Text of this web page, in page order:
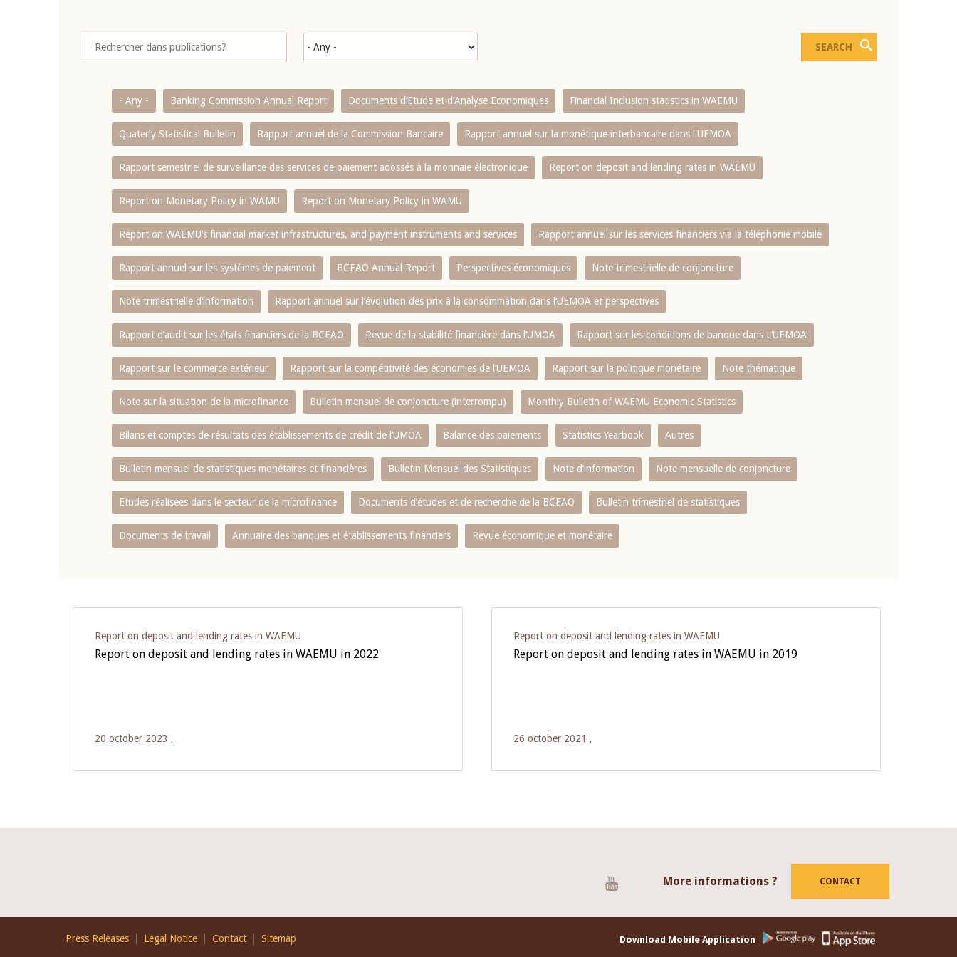
- Any - Banking Commission Annual Report Documents d’Etude et d’Analyse Economiques Financial Inclusion statistics in WAEMU
Quaterly Statistical Bulletin Rapport annuel de la Commission Bancaire Rapport annuel sur la monétique interbancaire dans l'UEMOA
Rapport semestriel de surveillance des services de paiement adossés à la monnaie électronique Report on deposit and lending rates in WAEMU
Report on Monetary Policy in WAMU Report on Monetary Policy in WAMU
Report on WAEMU’s financial market infrastructures, and payment instruments and services Rapport annuel sur les services financiers via la téléphonie mobile
Rapport annuel sur les systèmes de paiement BCEAO Annual Report Perspectives économiques Note trimestrielle de conjoncture
Note trimestrielle d‘information Rapport annuel sur l‘évolution des prix à la consommation dans l‘UEMOA et perspectives
Rapport d‘audit sur les états financiers de la BCEAO Revue de la stabilité financière dans l‘UMOA Rapport sur les conditions de banque dans L‘UEMOA
Rapport sur le commerce extérieur Rapport sur la compétitivité des économies de l‘UEMOA Rapport sur la politique monétaire Note thématique
Note sur la situation de la microfinance Bulletin mensuel de conjoncture (interrompu) Monthly Bulletin of WAEMU Economic Statistics
Bilans et comptes de résultats des établissements de crédit de l‘UMOA Balance des paiements Statistics Yearbook Autres
Bulletin mensuel de statistiques monétaires et financières Bulletin Mensuel des Statistiques Note d’information Note mensuelle de conjoncture
Etudes réalisées dans le secteur de la microfinance Documents d’études et de recherche de la BCEAO Bulletin trimestriel de statistiques
Documents de travail Annuaire des banques et établissements financiers Revue économique et monétaire
Report on deposit and lending rates in WAEMU
Report on deposit and lending rates in WAEMU in 2022
20 october 2023 ,
Report on deposit and lending rates in WAEMU
Report on deposit and lending rates in WAEMU in 2019
26 october 2021 ,
More informations ? CONTACT
Download Mobile Application
Footer
EN
Press Releases Legal Notice Contact Sitemap